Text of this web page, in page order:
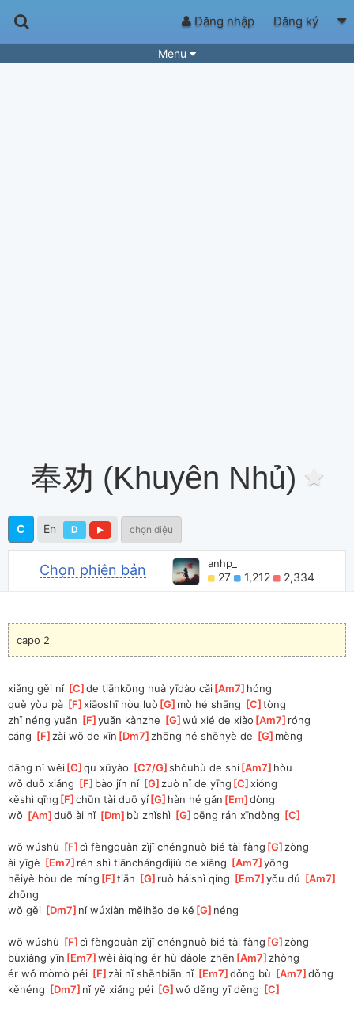
Đăng nhập Đăng ký
Menu
奉劝 (Khuyên Nhủ)
C En D chọn điệu
Chọn phiên bản anhp_
27 1,212 2,334
capo 2
xiǎng gěi nǐ [C ]
de tiānkōng huà yīdào cǎi[Am7 ]hóng
què yòu pà [F ]
xiāoshī hòu luò [G ]mò hé shāng [C ]tòng
zhǐ néng yuǎn [F ]
yuǎn kànzhe [G ]
wú xié de xiào [Am7 ]róng
cáng [F ]zài wǒ de xīn [Dm7 ]zhōng hé shēnyè de [G ]mèng
dāng nǐ wěi[C ]
qu xūyào [C7/G ]
shǒuhù de shí[Am7 ]hòu
wǒ duō xiǎng [F ]bào jǐn nǐ [G ]zuò nǐ de yīng [C ]
xióng
kěshì qīng [F ]
chūn tài duō yí[G ]hàn hé gǎn [Em ]
dòng
wǒ [Am ]
duō ài nǐ [Dm ]bù zhǐshì [G ]pēng rán xīndòng [C
wǒ wúshù [F ]
cì fèngquàn zìjǐ chéngnuò bié tài fàng [G ]zòng
ài yīgè [Em7 ]rén shì tiānchángdìjiǔ de xiāng [Am7 ]
yōng
hēiyè hòu de míng [F ]tiān [G ]ruò háishì qíng [Em7 ]
yǒu dú [Am7
zhōng
wǒ gěi [Dm7 ]nǐ wúxiàn měihǎo de kě [G ]néng
wǒ wúshù [F ]
cì fèngquàn zìjǐ chéngnuò bié tài fàng [G ]zòng
bùxiǎng yīn [Em7 ]
wèi àiqíng ér hù dàole zhēn [Am7 ]zhòng
ér wǒ mòmò péi [F ]zài nǐ shēnbiān nǐ [Em7 ]
dǒng bù [Am7 ]
dǒng
kěnéng [Dm7 ]nǐ yě xiǎng péi [G ]
wǒ děng yī děng [C